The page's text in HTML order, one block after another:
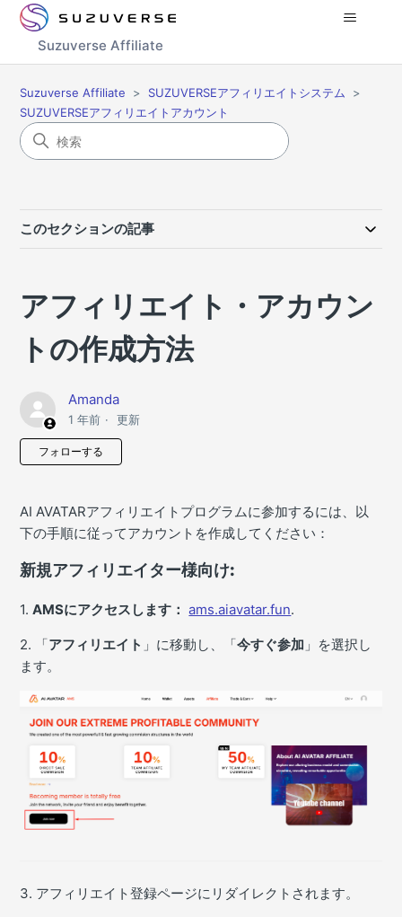
Suzuverse Affiliate
Suzuverse Affiliate
SUZUVERSEアフィリエイトシステム
SUZUVERSEアフィリエイトアカウント
このセクションの記事
アフィリエイト・アカウン
トの作成方法
Amanda
1 年前 更新
フォローする
AI AVATARアフィリエイトプログラムに参加するには、以
下の手順に従ってアカウントを作成してください：
新規アフィリエイター様向け:
1.AMSにアクセスします： ams.aiavatar.fun.
2. 「アフィリエイト 」に移動し、「今すぐ参加 」を選択し
ます。
3. アフィリエイト登録ページにリダイレクトされます。